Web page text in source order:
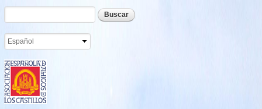
Pasar al
contenido
Formulario de búsqueda
Buscar